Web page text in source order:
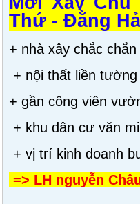
Thứ - Đằng
+ nhà xây chắc
+ nội thất liền
+ gần công viên
+ khu dân cư văn
+ vị trí kinh doanh
=> LH nguyễn